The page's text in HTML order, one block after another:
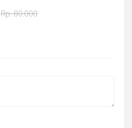
Rp. 80.000